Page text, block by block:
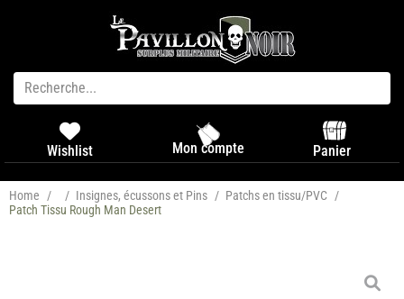
Wishlist Mon compte Panier
Home / / Insignes, écussons et Pins / Patchs en tissu/PVC /
Patch Tissu Rough Man Desert